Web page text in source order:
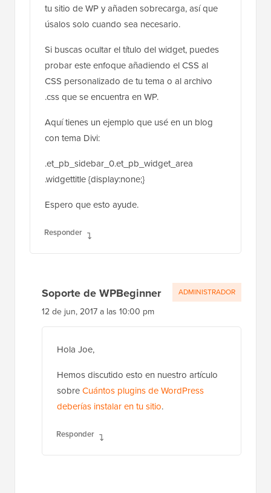
tu sitio de WP y añaden sobrecarga, así que
úsalos solo cuando sea necesario.
Si buscas ocultar el título del widget, puedes
probar este enfoque añadiendo el CSS al
CSS personalizado de tu tema o al archivo
.css que se encuentra en WP.
Aquí tienes un ejemplo que usé en un blog
con tema Divi:
.et_pb_sidebar_0.et_pb_widget_area
.widgettitle {display:none;}
Espero que esto ayude.
Responder
Soporte de WPBeginner
12 de jun, 2017 a las 10:00 pm
Hola Joe,
Hemos discutido esto en nuestro artículo
sobreCuántos plugins de WordPress
deberías instalar en tu sitio.
Responder
ADMINISTRADOR